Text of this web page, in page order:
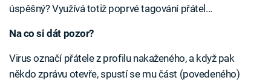
úspěšný? Využívá totiž poprvé tagování přátel...
Na co si dát pozor?
Virus označí přátele z profilu nakaženého, a když pak
někdo zprávu otevře, spustí se mu část (povedeného)